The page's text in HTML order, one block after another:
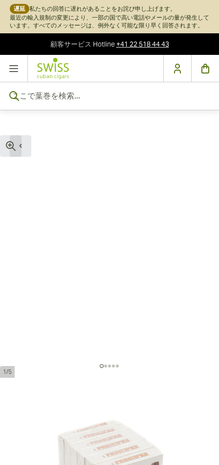
遅延 私たちの回答に遅れがあることをお詫び申し上げます。
最近の輸入規制の変更により、一部の国で高い電話やメールの量が発生して
います。すべてのメッセージは、例外なく可能な限り早く回答されます。
顧客サービス Hotline+41 22 518 44 43
コンテンツにスキップ
1/5
ス レッド - チェリー
30 長さ:114 mm / 4.5 インチ